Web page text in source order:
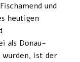
und
heutigen
als Donau-
ist der